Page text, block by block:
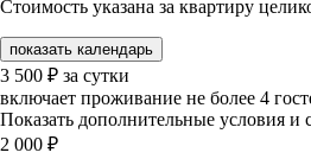
Стоимость указана за квартиру
показать календарь
3 500 ₽ за сутки
включает проживание не более 4
Показать дополнительные условия и
2 000 ₽